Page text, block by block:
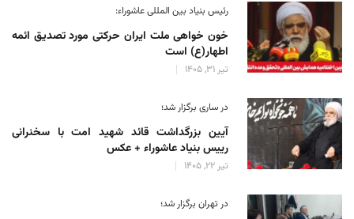
رئیس بنیاد بین المللی عاشوراء:
خون خواهی ملت ایران حرکتی مورد تصدیق ائمه
اطهار(ع) است
تیر 31, 1405
در ساری برگزار شد؛
آیین بزرگداشت قائد شهید امت با سخنرانی
رییس بنیاد عاشوراء + عکس
تیر 22, 1405
در تهران برگزار شد؛